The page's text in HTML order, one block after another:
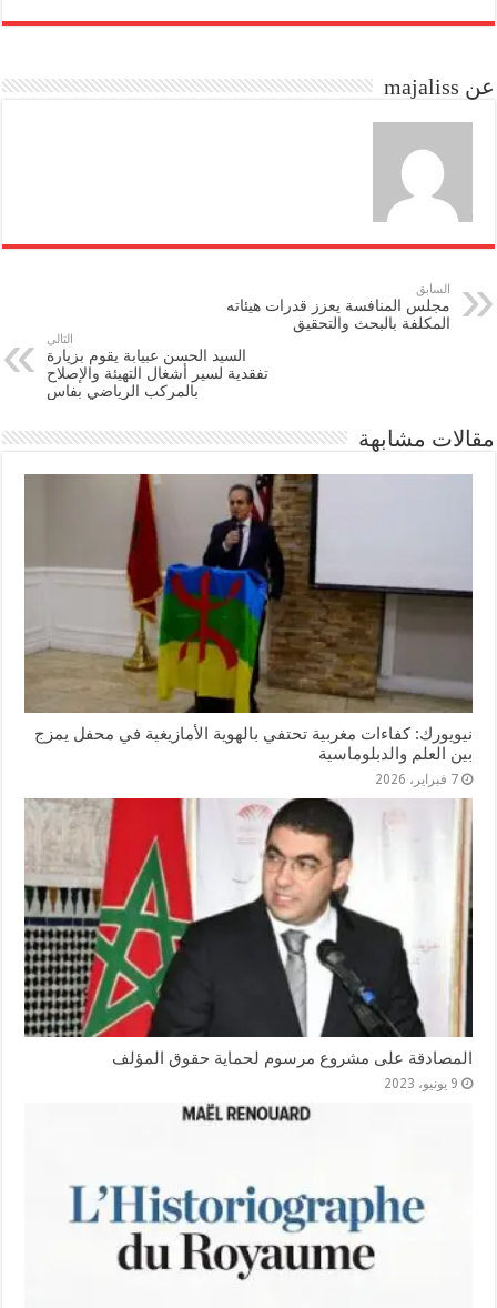
bo
to
n
ail
re
عن majaliss
السابق
مجلس المنافسة يعزز قدرات هيئاته
المكلفة بالبحث والتحقيق
التالي
السيد الحسن عبيابة يقوم بزيارة
تفقدية لسير أشغال التهيئة والإصلاح
بالمركب الرياضي بفاس
مقالات مشابهة
نيويورك: كفاءات مغربية تحتفي بالهوية الأمازيغية في محفل يمزج
بين العلم والدبلوماسية
7 فبراير، 2026
المصادقة على مشروع مرسوم لحماية حقوق المؤلف
9 يونيو، 2023